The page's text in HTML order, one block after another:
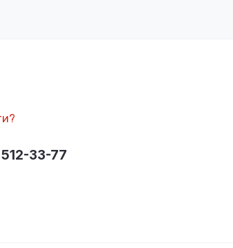
33-77